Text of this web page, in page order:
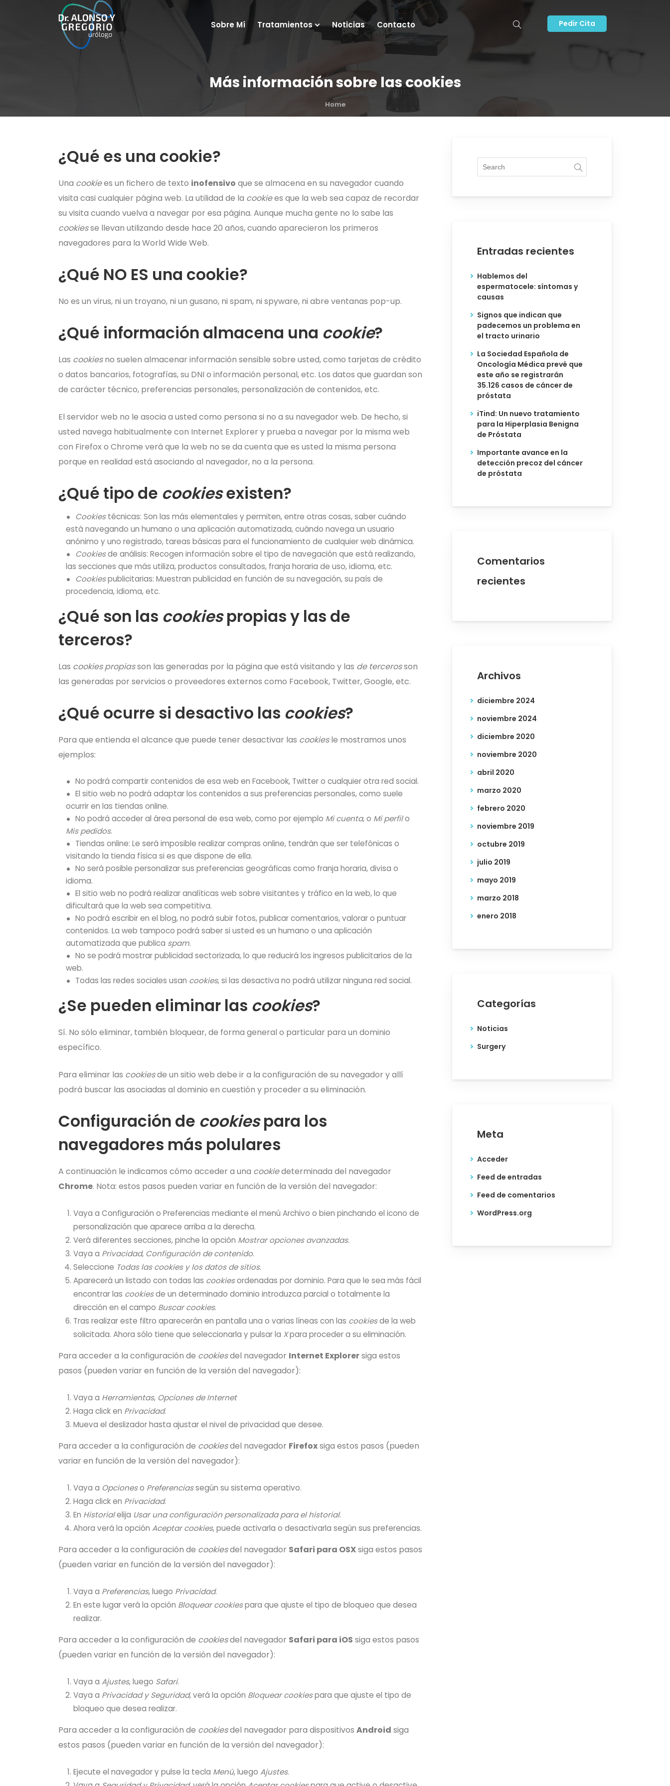
Sobre Mí Tratamientos Noticias Contacto Pedir Cita
Más información sobre las cookies
Home
¿Qué es una cookie?
Una cookiees un fichero de texto inofensivo que se almacena en su navegador cuando
visita casi cualquier página web. La utilidad de la cookiees que la web sea capaz de recordar
su visita cuando vuelva a navegar por esa página. Aunque mucha gente no lo sabe las
cookiesse llevan utilizando desde hace 20 años, cuando aparecieron los primeros
navegadores para la World Wide Web.
¿Qué NO ES una cookie?
No es un virus, ni un troyano, ni un gusano, ni spam, ni spyware, ni abre ventanas pop-up.
¿Qué información almacena una cookie?
Las cookiesno suelen almacenar información sensible sobre usted, como tarjetas de crédito
o datos bancarios, fotografías, su DNI o información personal, etc. Los datos que guardan son
de carácter técnico, preferencias personales, personalización de contenidos, etc.
El servidor web no le asocia a usted como persona si no a su navegador web. De hecho, si
usted navega habitualmente con Internet Explorer y prueba a navegar por la misma web
con Firefox o Chrome verá que la web no se da cuenta que es usted la misma persona
porque en realidad está asociando al navegador, no a la persona.
¿Qué tipo de cookiesexisten?
Cookiestécnicas: Son las más elementales y permiten, entre otras cosas, saber cuándo
está navegando un humano o una aplicación automatizada, cuándo navega un usuario
anónimo y uno registrado, tareas básicas para el funcionamiento de cualquier web dinámica.
Cookiesde análisis: Recogen información sobre el tipo de navegación que está realizando,
las secciones que más utiliza, productos consultados, franja horaria de uso, idioma, etc.
Cookiespublicitarias: Muestran publicidad en función de su navegación, su país de
procedencia, idioma, etc.
¿Qué son las cookiespropias y las de
terceros?
Las cookies propiasson las generadas por la página que está visitando y las de tercerosson
las generadas por servicios o proveedores externos como Facebook, Twitter, Google, etc.
¿Qué ocurre si desactivo las cookies?
Para que entienda el alcance que puede tener desactivar las cookiesle mostramos unos
ejemplos:
No podrá compartir contenidos de esa web en Facebook, Twitter o cualquier otra red social.
El sitio web no podrá adaptar los contenidos a sus preferencias personales, como suele
ocurrir en las tiendas online.
No podrá acceder al área personal de esa web, como por ejemplo Mi cuenta, o Mi perfilo
Mis pedidos.
Tiendas online: Le será imposible realizar compras online, tendrán que ser telefónicas o
visitando la tienda física si es que dispone de ella.
No será posible personalizar sus preferencias geográficas como franja horaria, divisa o
idioma.
El sitio web no podrá realizar analíticas web sobre visitantes y tráfico en la web, lo que
dificultará que la web sea competitiva.
No podrá escribir en el blog, no podrá subir fotos, publicar comentarios, valorar o puntuar
contenidos. La web tampoco podrá saber si usted es un humano o una aplicación
automatizada que publica spam.
No se podrá mostrar publicidad sectorizada, lo que reducirá los ingresos publicitarios de la
web.
Todas las redes sociales usan cookies, si las desactiva no podrá utilizar ninguna red social.
¿Se pueden eliminar las cookies?
Sí. No sólo eliminar, también bloquear, de forma general o particular para un dominio
específico.
Para eliminar las cookiesde un sitio web debe ir a la configuración de su navegador y allí
podrá buscar las asociadas al dominio en cuestión y proceder a su eliminación.
Configuración de cookiespara los
navegadores más polulares
A continuación le indicamos cómo acceder a una cookiedeterminada del navegador
Chrome. Nota: estos pasos pueden variar en función de la versión del navegador:
Vaya a Configuración o Preferencias mediante el menú Archivo o bien pinchando el icono de
personalización que aparece arriba a la derecha.
Verá diferentes secciones, pinche la opción Mostrar opciones avanzadas.
Vaya a Privacidad, Configuración de contenido.
Seleccione Todas lascookiesy los datos de sitios.
Aparecerá un listado con todas las cookiesordenadas por dominio. Para que le sea más fácil
encontrar las cookiesde un determinado dominio introduzca parcial o totalmente la
dirección en el campo Buscar cookies.
Tras realizar este filtro aparecerán en pantalla una o varias líneas con las cookiesde la web
solicitada. Ahora sólo tiene que seleccionarla y pulsar la Xpara proceder a su eliminación.
Para acceder a la configuración de cookiesdel navegador Internet Explorersiga estos
pasos (pueden variar en función de la versión del navegador):
Vaya a Herramientas, Opciones de Internet
Haga click en Privacidad.
Mueva el deslizador hasta ajustar el nivel de privacidad que desee.
Para acceder a la configuración de cookiesdel navegador Firefoxsiga estos pasos (pueden
variar en función de la versión del navegador):
Vaya a Opcioneso Preferenciassegún su sistema operativo.
Haga click en Privacidad.
En Historialelija Usar una configuración personalizada para el historial.
Ahora verá la opción Aceptar cookies, puede activarla o desactivarla según sus preferencias.
Para acceder a la configuración de cookiesdel navegador Safari para OSXsiga estos pasos
(pueden variar en función de la versión del navegador):
Vaya a Preferencias, luego Privacidad.
En este lugar verá la opción Bloquear cookiespara que ajuste el tipo de bloqueo que desea
realizar.
Para acceder a la configuración de cookiesdel navegador Safari para iOS siga estos pasos
(pueden variar en función de la versión del navegador):
Vaya a Ajustes, luego Safari.
Vaya a Privacidad y Seguridad, verá la opción Bloquear cookiespara que ajuste el tipo de
bloqueo que desea realizar.
Para acceder a la configuración de cookiesdel navegador para dispositivos Android siga
estos pasos (pueden variar en función de la versión del navegador):
Ejecute el navegador y pulse la tecla Menú, luego Ajustes.
Entradas recientes
Hablemos del
espermatocele: síntomas y
causas
Signos que indican que
padecemos un problema en
el tracto urinario
La Sociedad Española de
Oncología Médica prevé que
este año se registrarán
35.126 casos de cáncer de
próstata
iTind: Un nuevo tratamiento
para la Hiperplasia Benigna
de Próstata
Importante avance en la
detección precoz del cáncer
de próstata
Comentarios
recientes
Archivos
diciembre 2024
noviembre 2024
diciembre 2020
noviembre 2020
abril 2020
marzo 2020
febrero 2020
noviembre 2019
octubre 2019
julio 2019
mayo 2019
marzo 2018
enero 2018
Categorías
Noticias
Surgery
Meta
Acceder
Feed de entradas
Feed de comentarios
WordPress.org